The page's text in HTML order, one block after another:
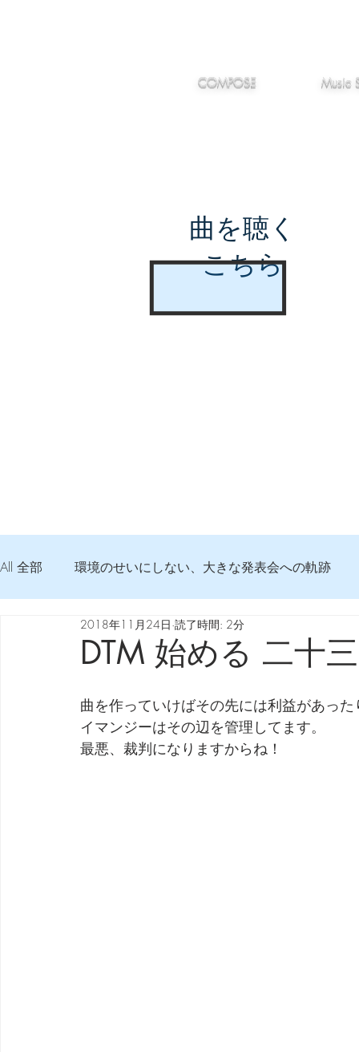
COMPOSE Music
曲を聴く
こちら
All 全部 環境のせいにしない、大きな発表会への軌跡
弦交換の記録 DTM 始める 知っておきたいコト
Imanjy Studio 使われているモノ 食べんじーの美味
劇団 Avan 劇伴が出来るまでを追ったドキュメンタリー
DTM 始める 二十
2018年11月24日 読了時間: 2分
曲を作っていけばその先には利益があっ
イマンジーはその辺を管理してます。
最悪、裁判になりますからね！